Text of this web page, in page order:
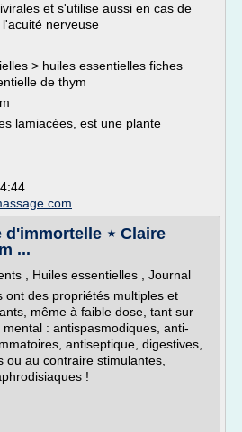
et s'utilise aussi en cas de
nerveuse
> huiles essentielles fiches
de thym
lamiacées, est une plante
d'immortelle ⋆ Claire
...
, Huiles essentielles , Journal
ont des propriétés multiples et
même à faible dose, tant sur
: antispasmodiques, anti-
antiseptique, digestives,
ou au contraire stimulantes,
!